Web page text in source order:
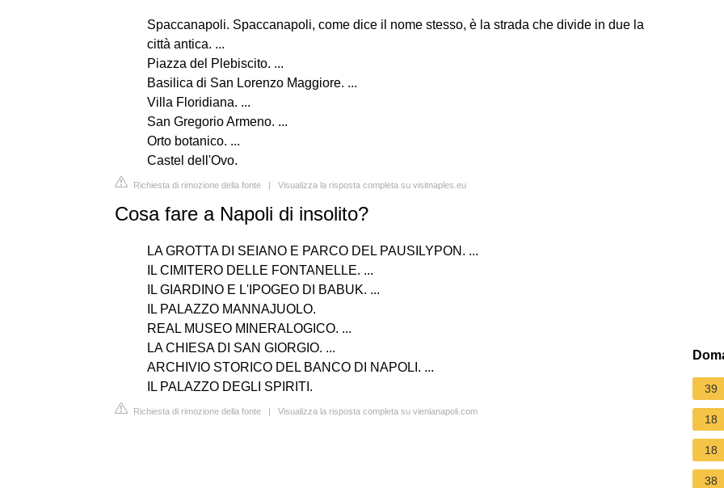
Spaccanapoli. Spaccanapoli, come dice il nome stesso, è la strada che divide in due la
città antica. ...
Piazza del Plebiscito. ...
Basilica di San Lorenzo Maggiore. ...
Villa Floridiana. ...
San Gregorio Armeno. ...
Orto botanico. ...
Castel dell'Ovo.
Richiesta di rimozione della fonte | Visualizza la risposta completa su visitnaples.eu
Cosa fare a Napoli di insolito?
LA GROTTA DI SEIANO E PARCO DEL PAUSILYPON. ...
IL CIMITERO DELLE FONTANELLE. ...
IL GIARDINO E L'IPOGEO DI BABUK. ...
IL PALAZZO MANNAJUOLO.
REAL MUSEO MINERALOGICO. ...
LA CHIESA DI SAN GIORGIO. ...
ARCHIVIO STORICO DEL BANCO DI NAPOLI. ...
IL PALAZZO DEGLI SPIRITI.
Richiesta di rimozione della fonte | Visualizza la risposta completa su vienianapoli.com
39
18
18
38